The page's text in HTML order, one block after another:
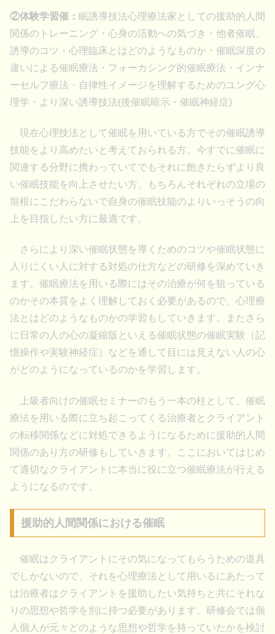
②体験学習催： 眠誘導技法心理療法家としての援助的人間
関係のトレーニング・心身の活動への気づき・他者催眠、
誘導のコツ・心理臨床とはどのようなものか・催眠深度の
違いによる催眠療法・フォーカシング的催眠療法・インナ
ーセルフ療法・自律性イメージを理解するためのユング心
理学・より深い誘導技法(後催眠暗示・催眠神経症)
現在心理技法として催眠を用いている方でその催眠誘導
技能をより高めたいと考えておられる方。今すでに催眠に
関連する分野に携わっていてでもそれに飽きたらずより良
い催眠技能を向上させたい方。もちろんそれぞれの立場の
垣根にこだわらないで自身の催眠技能のよりいっそうの向
上を目指したい方に最適です。
さらにより深い催眠状態を導くためのコツや催眠状態に
入りにくい人に対する対処の仕方などの研修を深めていき
ます。催眠療法を用いる際にはその治療が何を狙っている
のかその本質をよく理解しておく必要があるので、心理療
法とはどのようなものかの学習もしていきます。またさら
に日常の人の心の凝縮版といえる催眠状態の催眠実験（記
憶操作や実験神経症）などを通して目には見えない人の心
がどのようになっているのかを学習します。
上級者向けの催眠セミナーのもう一本の柱として、催眠
療法を用いる際に立ち起こってくる治療者とクライアント
の転移関係などに対処できるようになるために援助的人間
関係のあり方の研修もしていきます。ここにおいてはじめ
て適切なクライアントに本当に役に立つ催眠療法が行える
ようになるのです。
援助的人間関係における催眠
催眠はクライアントにその気になってもらうための道具
でしかないので、それを心理療法として用いるにあたって
は治療者はクライアントを援助したい気持ちと共にそれな
りの思想や哲学を別に持つ必要があります。研修会では個
人個人が元々どのような思想や哲学を持っていたかを検討